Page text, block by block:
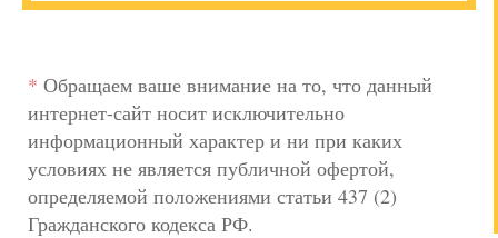
* Обращаем ваше внимание на то, что данный
интернет-сайт носит исключительно
информационный характер и ни при каких
условиях не является публичной офертой,
определяемой положениями статьи 437 (2)
Гражданского кодекса РФ.